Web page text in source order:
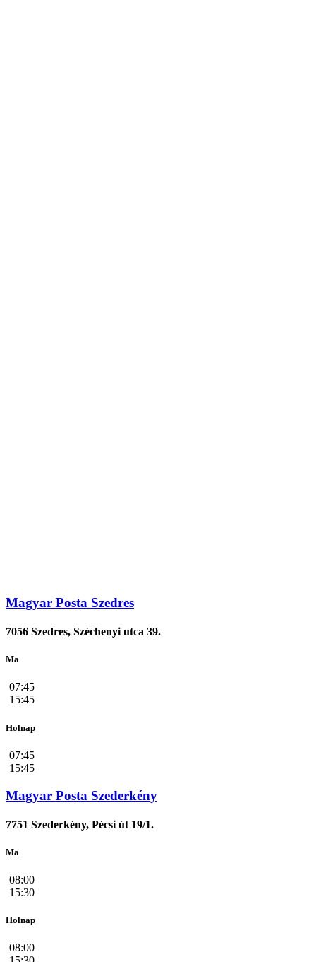
Magyar Posta Szedres
7056 Szedres, Széchenyi utca 39.
Ma
07:45
15:45
Holnap
07:45
15:45
Magyar Posta Szederkény
7751 Szederkény, Pécsi út 19/1.
Ma
08:00
15:30
Holnap
08:00